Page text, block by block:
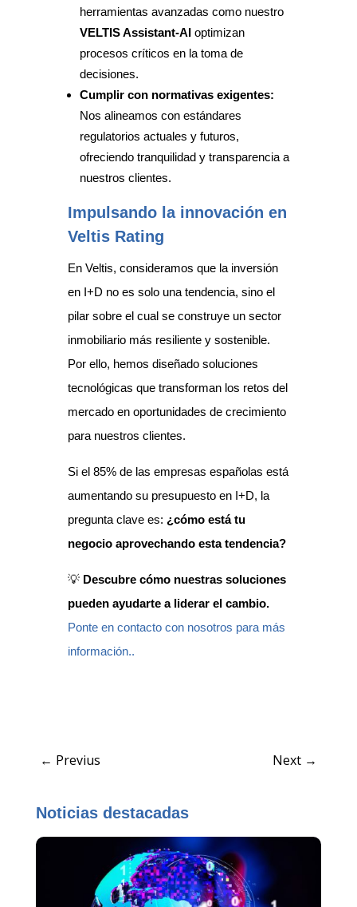
herramientas avanzadas como nuestro
VELTIS Assistant-AIoptimizan
procesos críticos en la toma de
decisiones.
Cumplir con normativas exigentes:
Nos alineamos con estándares
regulatorios actuales y futuros,
ofreciendo tranquilidad y transparencia a
nuestros clientes.
Impulsando la innovación en
Veltis Rating
En Veltis, consideramos que la inversión
en I+D no es solo una tendencia, sino el
pilar sobre el cual se construye un sector
inmobiliario más resiliente y sostenible.
Por ello, hemos diseñado soluciones
tecnológicas que transforman los retos del
mercado en oportunidades de crecimiento
para nuestros clientes.
Si el 85% de las empresas españolas está
aumentando su presupuesto en I+D, la
pregunta clave es: ¿cómo está tu
negocio aprovechando esta tendencia?
💡 Descubre cómo nuestras soluciones
pueden ayudarte a liderar el cambio.
Ponte en contacto con nosotros para más
información..
← Previus Next →
Noticias destacadas